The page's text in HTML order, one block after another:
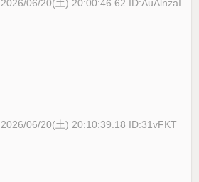
2026/06/20(土) 20:00:46.62 ID:AuAlnzaI
2026/06/20(土) 20:10:39.18 ID:31vFKT